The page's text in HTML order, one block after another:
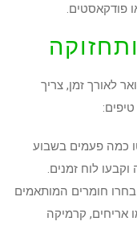
פודקאסטים.
לאורך זמן, צריך
כמה פעמים בשבוע
לוח זמנים.
בחרו חומרים המותאמים
אריחים, קרמיקה